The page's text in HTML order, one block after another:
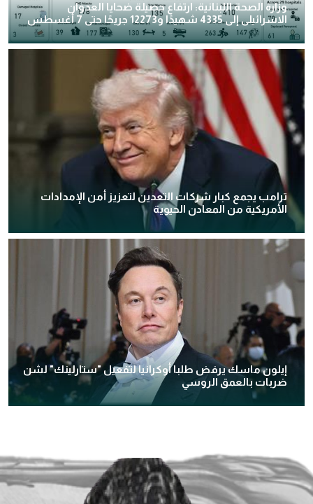
وزارة الصحة اللبنانية: ارتفاع حصيلة ضحايا العدوان
الاسرائيلى إلى 4335 شهيدًا و12273 جريحًا حتى 7 أغسطس
ترامب يجمع كبار شركات التعدين لتعزيز أمن الإمدادات
الأمريكية من المعادن الحيوية
إيلون ماسك يرفض طلبا أوكرانيا لتفعيل "ستارلينك" لشن
ضربات بالعمق الروسي